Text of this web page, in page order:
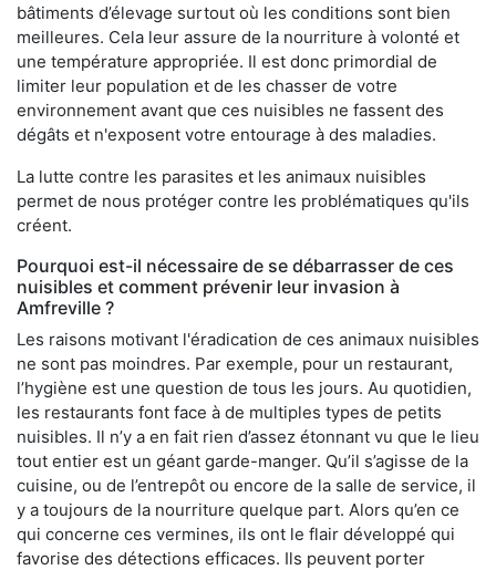
bâtiments d’élevage surtout où les conditions sont bien
meilleures. Cela leur assure de la nourriture à volonté et
une température appropriée. Il est donc primordial de
limiter leur population et de les chasser de votre
environnement avant que ces nuisibles ne fassent des
dégâts et n'exposent votre entourage à des maladies.
La lutte contre les parasites et les animaux nuisibles
permet de nous protéger contre les problématiques qu'ils
créent.
Pourquoi est-il nécessaire de se débarrasser de ces
nuisibles et comment prévenir leur invasion à
Amfreville ?
Les raisons motivant l'éradication de ces animaux nuisibles
ne sont pas moindres. Par exemple, pour un restaurant,
l’hygiène est une question de tous les jours. Au quotidien,
les restaurants font face à de multiples types de petits
nuisibles. Il n’y a en fait rien d’assez étonnant vu que le lieu
tout entier est un géant garde-manger. Qu’il s’agisse de la
cuisine, ou de l’entrepôt ou encore de la salle de service, il
y a toujours de la nourriture quelque part. Alors qu’en ce
qui concerne ces vermines, ils ont le flair développé qui
favorise des détections efficaces. Ils peuvent porter